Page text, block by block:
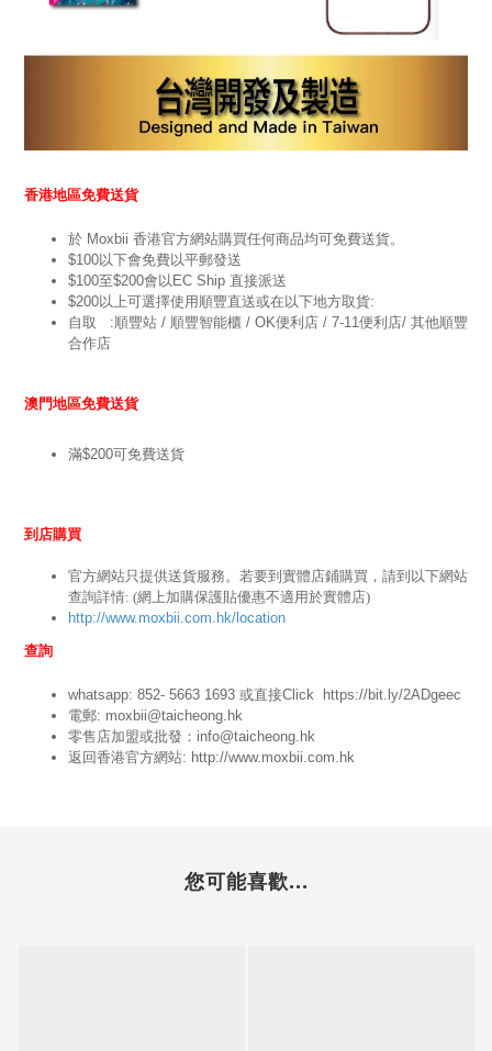
香港地區免費送貨
於 Moxbii 香港官方網站購買任何商品均可免費送貨。
$100以下會免費以平郵發送
$100至$200會以EC Ship 直接派送
$200以上可選擇使用順豐直送或在以下地方取貨:
自取   :順豐站 / 順豐智能櫃 / OK便利店 / 7-11便利店/ 其他順豐
合作店
澳門地區免費送貨
滿$200可免費送貨
到店購買
官方網站只提供送貨服務。若要到實體店鋪購買，請到以下網站
查詢詳情: (網上加購保護貼優惠不適用於實體店)
http://www.moxbii.com.hk/location
查詢
whatsapp: 852- 5663 1693 或直接Click
https://bit.ly/2ADgeec
電郵: moxbii@taicheong.hk
零售店加盟或批發：info@taicheong.hk
返回香港官方網站: http://www.moxbii.com.hk
您可能喜歡...